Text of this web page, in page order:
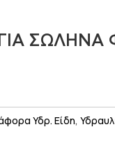
ΣΩΛΗΝΑ
Υδρ. Είδη,